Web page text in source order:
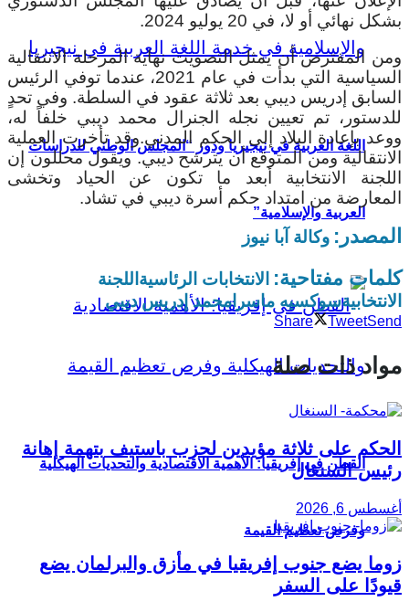
اللغة العربية في نيجيريا ودور “المجلس الوطني للدراسات
العربية والإسلامية”
القطن في إفريقيا: الأهمية الاقتصادية والتحديات الهيكلية
وفرص تعظيم القيمة
بشكل نهائي أو لا، في 20 يوليو 2024.
ومن المفترض أن يمثل التصويت نهاية المرحلة الانتقالية
السياسية التي بدأت في عام 2021، عندما توفي الرئيس
السابق إدريس ديبي بعد ثلاثة عقود في السلطة. وفي تحدٍ
للدستور، تم تعيين نجله الجنرال محمد ديبي خلفاً له،
ووعد بإعادة البلاد إلى الحكم المدني.وقد تأخرت العملية
الانتقالية ومن المتوقع أن يترشح ديبي. ويقول محللون إن
اللجنة الانتخابية أبعد ما تكون عن الحياد وتخشى
المعارضة من امتداد حكم أسرة ديبي في تشاد.
المصدر: وكالة آبا نيوز
كلمات مفتاحية: الانتخابات الرئاسية اللجنة
الانتخابيةسوكسيه ماسرامحمد إدريس ديبي
Share TweetSend
مواد ذات صلة
الحكم على ثلاثة مؤيدين لحزب باستيف بتهمة إهانة
رئيس السنغال
أغسطس 6, 2026
زوما يضع جنوب إفريقيا في مأزق والبرلمان يضع
قيودًا على السفر